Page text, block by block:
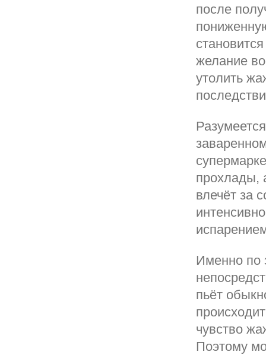
после
желание
утолить
прохлады,
влечёт за
Именно по
пьёт
чувство
Поэтому